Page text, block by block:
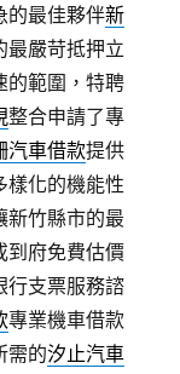
的最佳夥伴新
最嚴苛抵押立
的範圍，特聘
整合申請了專
汽車借款提供
樣化的機能性
新竹縣市的最
到府免費估價
行支票服務諮
專業機車借款
需的汐止汽車